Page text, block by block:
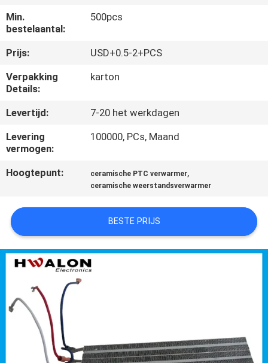
NEEM
CONTACT
MET
ONS
OP
NIEUWS
OFFERTE
AANVRAGEN
SITEMAP
PRIVACYBELEID
Min.
bestelaantal:
500pcs
Prijs:
USD+0.5-2+PCS
Verpakking
Details:
karton
Levertijd:
7-20 het werkdagen
Levering
vermogen:
100000, PCs, Maand
Hoogtepunt: ceramische PTC verwarmer,
ceramische weerstandsverwarmer
BESTE PRIJS